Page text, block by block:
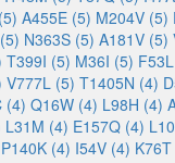
A455E (5) M204V (5)
N363S (5) A181V (5)
T399I (5) M36I (5)
V777L (5) T1405N (4)
(4) Q16W (4) L98H (4)
L31M (4) E157Q (4)
P140K (4) I54V (4)